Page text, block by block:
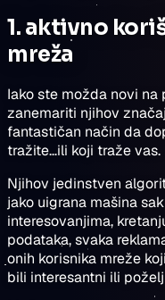
1. aktivno
mreža
Iako ste možda novi
zanemariti njihov
fantastičan način da
tražite…ili koji traže vas.
Njihov jedinstven
jako uigrana mašina
interesovanjima,
podataka, svaka
onih korisnika mreže
bili interesantni ili